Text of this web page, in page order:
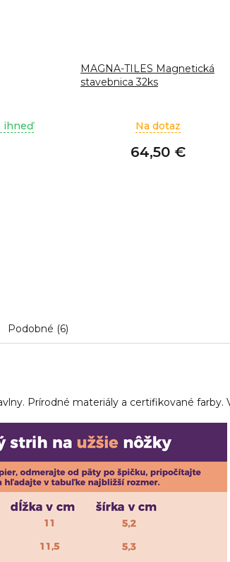
ihneď
MAGNA-TILES Magnetická
stavebnica 32ks
Na dotaz
64,50 €
Podobné (6)
Prírodné materiály a certifikované farby.